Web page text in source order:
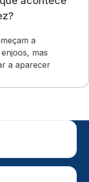
a
mas
a aparecer